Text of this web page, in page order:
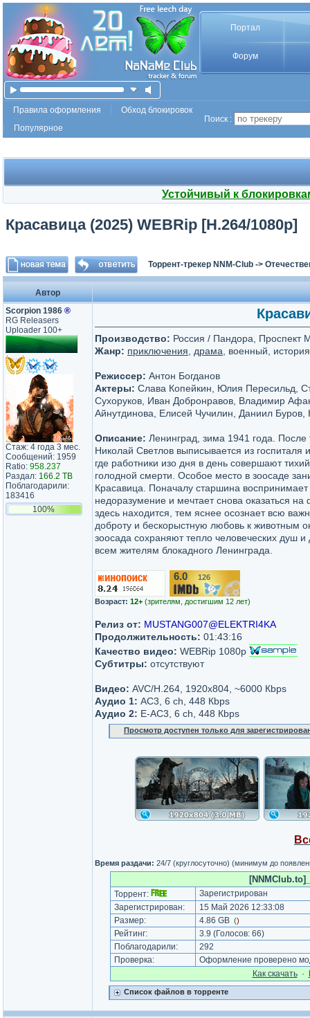
Портал
Форум
Правила оформления
Обход блокировок
Популярное
Поиск :
Устойчивый к
Красавица (2025) WEBRip [H.264/1080p]
Торрент-трекер NNM-Club ->
Автор
Scorpion 1986 ®
RG Releasers
Uploader 100+
Стаж: 4 года 3 мес.
Сообщений: 1959
Ratio: 958.237
Раздал: 166.2 TB
Поблагодарили:
183416
100%
Производство: Россия / Пандора, Проспект
Жанр: приключения драма , военный, история
Режиссер: Антон Богданов
Актеры: Слава Копейкин, Юлия Пересильд,
Сухоруков, Иван Добронравов, Владимир
Айнутдинова, Елисей Чучилин, Даниил Буров,
Описание: Ленинград, зима 1941 года. После
Николай Светлов выписывается из госпиталя
где работники изо дня в день совершают
голодной смерти. Особое место в зоосаде
Красавица. Поначалу старшина воспринимает
недоразумение и мечтает снова оказаться
здесь находится, тем яснее осознает всю
доброту и бескорыстную любовь к животным
зоосада сохраняют тепло человеческих душ
всем жителям блокадного Ленинграда.
6.0 126
Возраст: 12+ (зрителям, достигшим 12 лет)
Релиз от: MUSTANG007@ELEKTRI4KA
Продолжительность: 01:43:16
Качество видео: WEBRip 1080p
Субтитры: отсутствуют
Видео: AVC/H.264, 1920x804, ~6000 Кbps
Аудио 1: AC3, 6 ch, 448 Кbps
Аудио 2: Е-AC3, 6 ch, 448 Кbps
Просмотр доступен только для
Время раздачи: 24/7 (круглосуточно) (минимум до
Торрент:
Зарегистрирован
Зарегистрирован:
15 Май 2026 12:33:08
Размер:
4.86 GB ()
Рейтинг: 3.9 (Голосов: 66)
Поблагодарили:
292
Проверка:
Оформление проверено
Как cкачать·
Список файлов в торренте